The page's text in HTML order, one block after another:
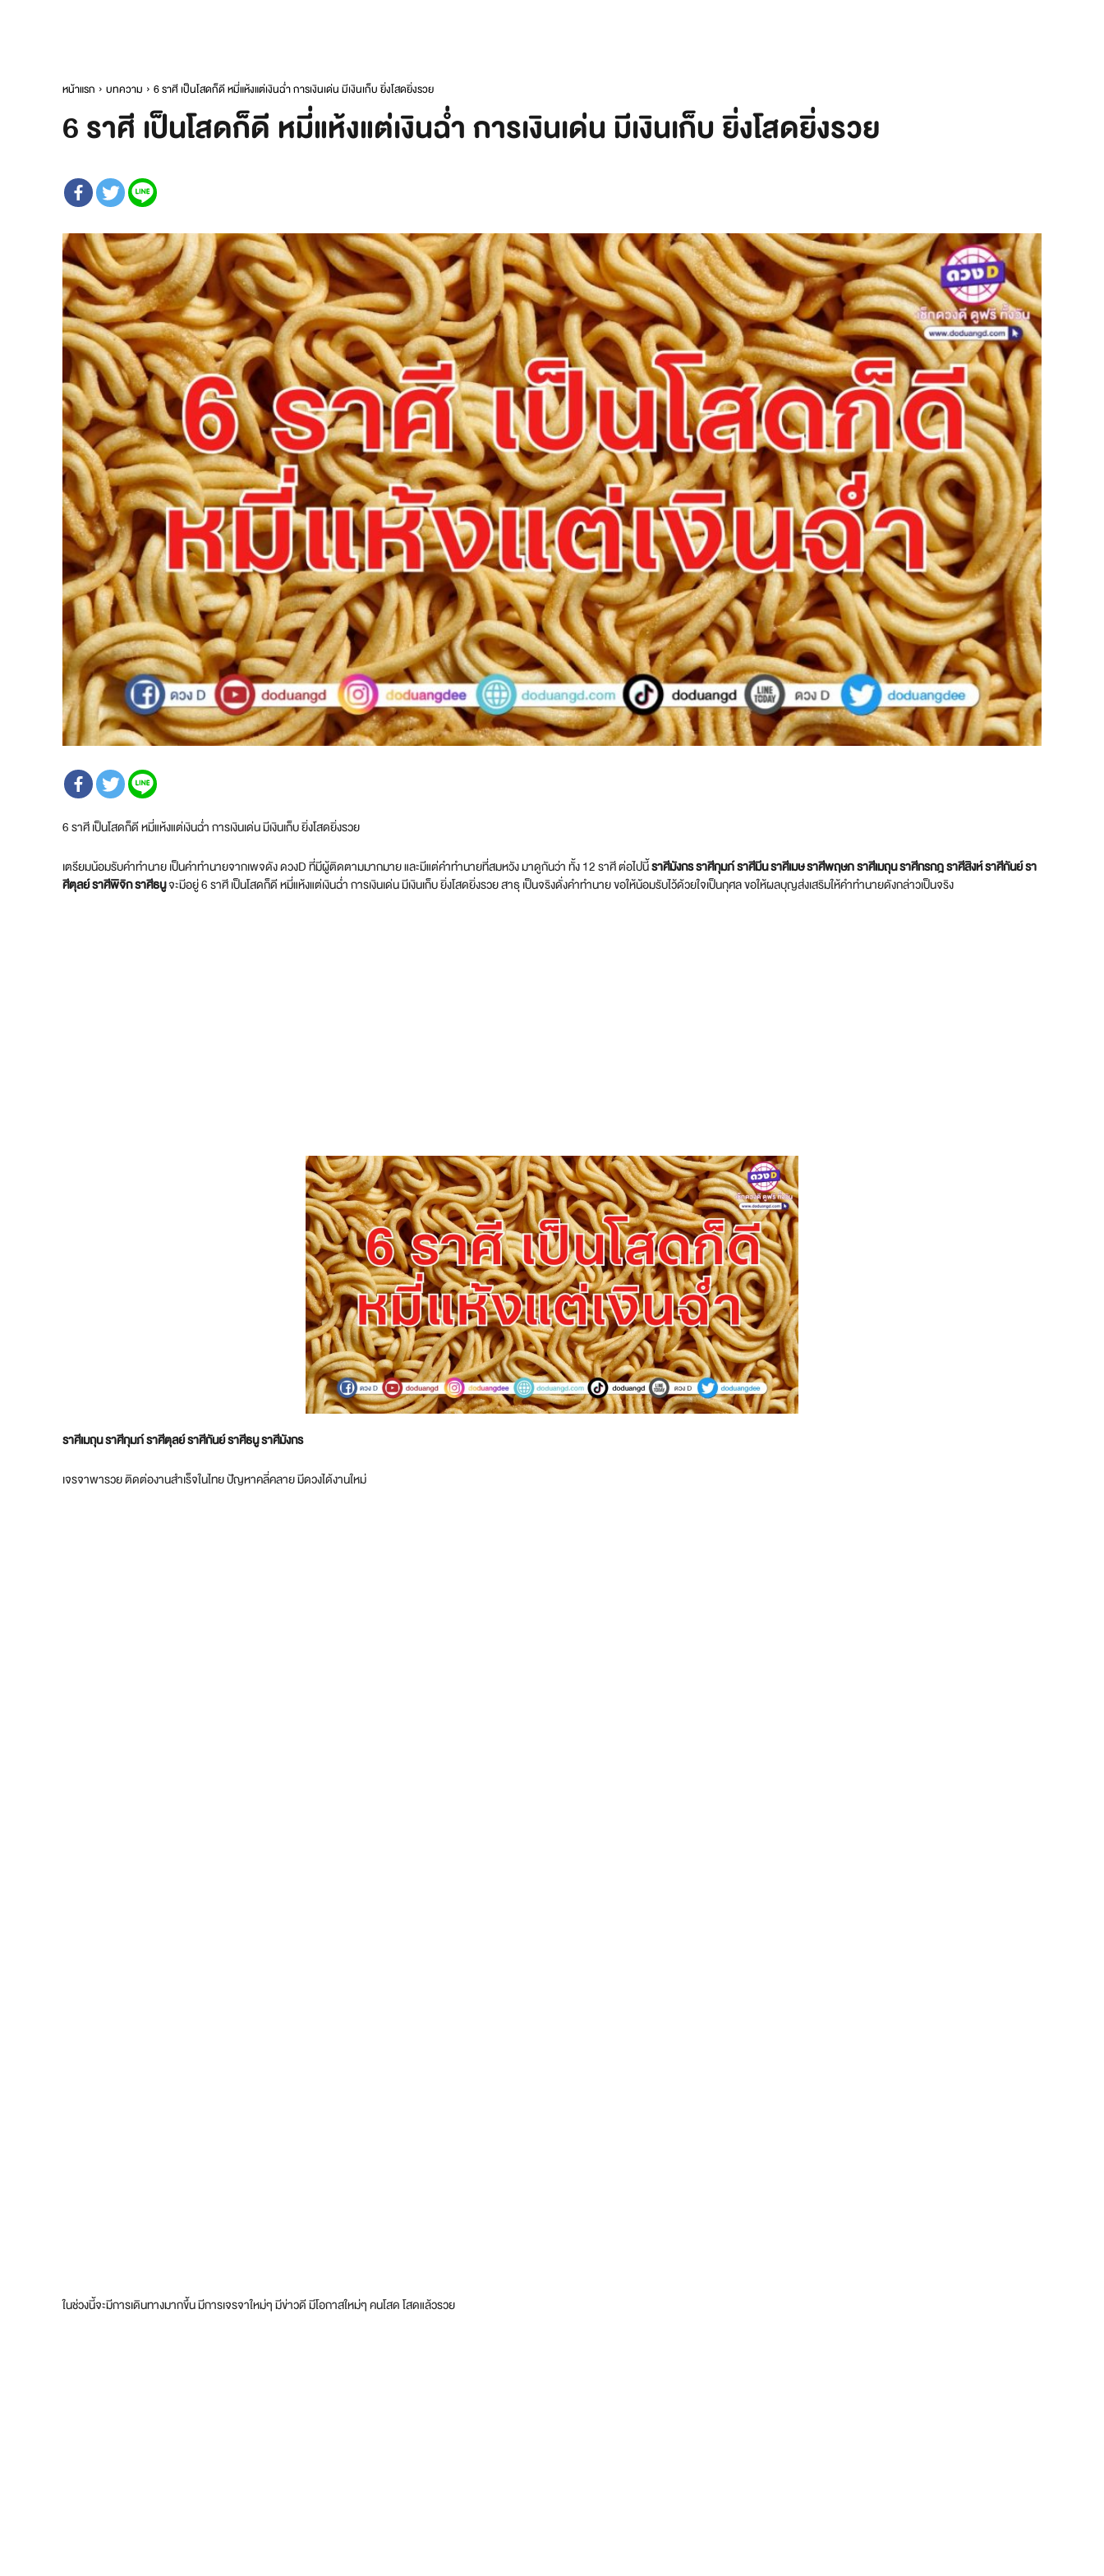
หน้าแรก บทความ 6 ราศี เป็นโสดก็ดี หมี่แห้งแต่เงินฉ่ำ การเงินเด่น มีเงินเก็บ ยิ่งโสดยิ่งรวย
6 ราศี เป็นโสดก็ดี หมี่แห้งแต่เงินฉ่ำ การเงินเด่น มีเงินเก็บ ยิ่งโสดยิ่งรวย
6 ราศี เป็นโสดก็ดี หมี่แห้งแต่เงินฉ่ำ การเงินเด่น มีเงินเก็บ ยิ่งโสดยิ่งรวย
เตรียมน้อมรับคำทำนาย เป็นคำทำนายจากเพจดัง ดวงD ที่มีผู้ติดตามมากมาย และมีแต่คำทำนายที่สมหวัง มาดูกันว่า ทั้ง 12 ราศี ต่อไปนี้ราศีมังกร ราศีกุมภ์ ราศีมีน ราศีเมษ ราศีพฤษภ ราศีเมถุน ราศีกรกฎ ราศีสิงห์ ราศีกันย์ รา
ศีตุลย์ ราศีพิจิก ราศีธนูจะมีอยู่ 6 ราศี เป็นโสดก็ดี หมี่แห้งแต่เงินฉ่ำ การเงินเด่น มีเงินเก็บ ยิ่งโสดยิ่งรวย สาธุ เป็นจริงดั่งคำทำนาย ขอให้น้อมรับไว้ด้วยใจเป็นกุศล ขอให้ผลบุญส่งเสริมให้คำทำนายดังกล่าวเป็นจริง
ราศีเมถุน ราศีกุมภ์ ราศีตุลย์ ราศีกันย์ ราศีธนู ราศีมังกร
เจรจาพารวย ติดต่องานสำเร็จในไทย ปัญหาคลี่คลาย มีดวงได้งานใหม่
ในช่วงนี้จะมีการเดินทางมากขึ้น มีการเจรจาใหม่ๆ มีข่าวดี มีโอกาสใหม่ๆ คนโสด โสดแล้วรวย